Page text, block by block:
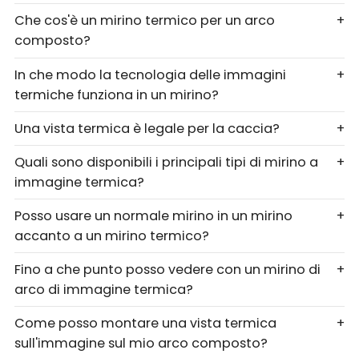
Che cos'è un mirino termico per un arco
composto?
+
In che modo la tecnologia delle immagini
termiche funziona in un mirino?
+
Una vista termica è legale per la caccia?
+
Quali sono disponibili i principali tipi di mirino a
immagine termica?
+
Posso usare un normale mirino in un mirino
accanto a un mirino termico?
+
Fino a che punto posso vedere con un mirino di
arco di immagine termica?
+
Come posso montare una vista termica
sull'immagine sul mio arco composto?
+